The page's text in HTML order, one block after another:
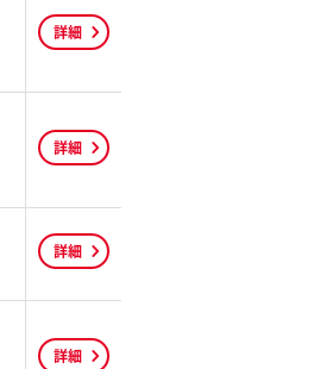
詳細
詳細
詳細
詳細